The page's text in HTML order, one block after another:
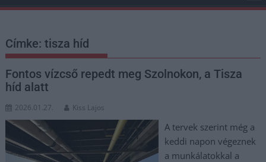
Címke:tisza híd
Fontos vízcső repedt meg Szolnokon, a Tisza
híd alatt
2026.01.27. Kiss Lajos
A tervek szerint még a
keddi napon végeznek
a munkálatokkal a